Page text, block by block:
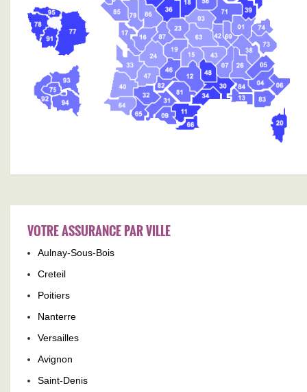
VOTRE ASSURANCE PAR VILLE
Aulnay-Sous-Bois
Creteil
Poitiers
Nanterre
Versailles
Avignon
Saint-Denis